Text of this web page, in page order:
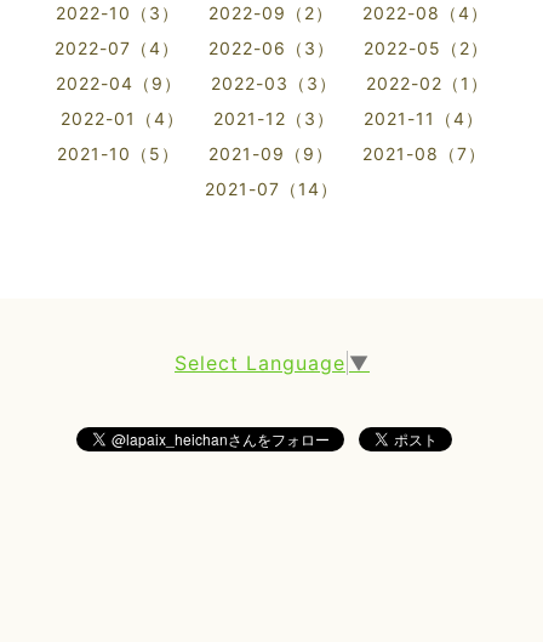
2022-10（3）
2022-09（2）
2022-08（4）
2022-07（4）
2022-06（3）
2022-05（2）
2022-04（9）
2022-03（3）
2022-02（1）
2022-01（4）
2021-12（3）
2021-11（4）
2021-10（5）
2021-09（9）
2021-08（7）
2021-07（14）
Select Language ▼